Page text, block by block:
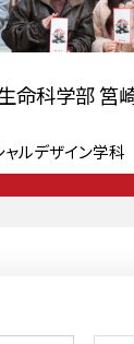
命科学部 筥
ャルデザイン学科